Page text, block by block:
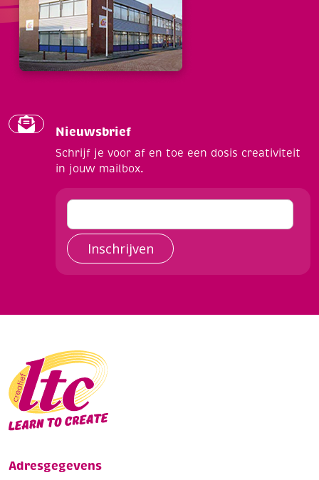
Nieuwsbrief
Schrijf je voor af en toe een dosis creativiteit
in jouw mailbox.
Inschrijven
Adresgegevens